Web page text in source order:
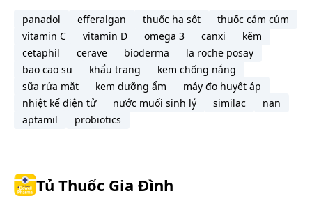
panadol efferalgan thuốc hạ sốt
thuốc cảm cúm
vitamin C
vitamin D omega 3 canxi
kẽm
cetaphil
cerave bioderma
la roche posay
bao cao su
khẩu trang
kem chống nắng
sữa rửa mặt
kem dưỡng ẩm
máy đo huyết áp
nhiệt kế điện tử
nước muối sinh lý similac
nan
aptamil
probiotics
Tủ Thuốc Gia Đình